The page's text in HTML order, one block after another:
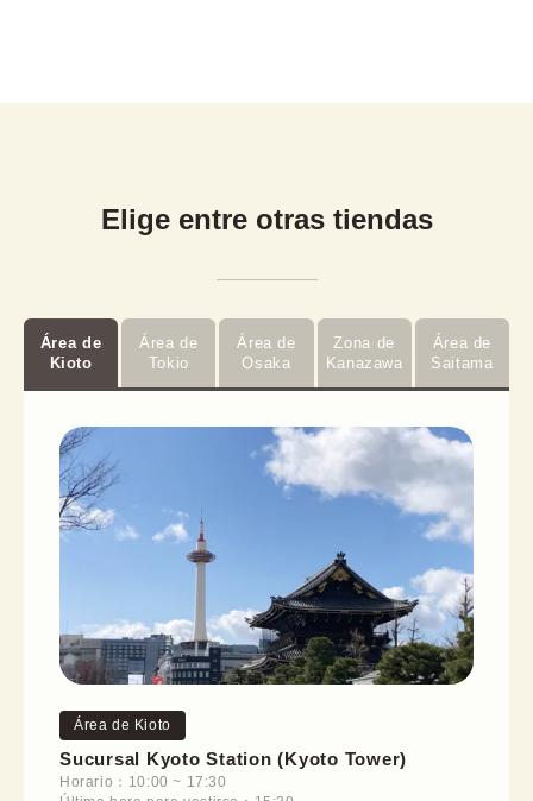
Elige entre otras tiendas
Área de
Kioto
Área de
Tokio
Área de
Osaka
Zona de
Kanazawa
Área de
Saitama
Área de Kioto
Sucursal Kyoto Station (Kyoto Tower)
Horario：10:00 ~ 17:30